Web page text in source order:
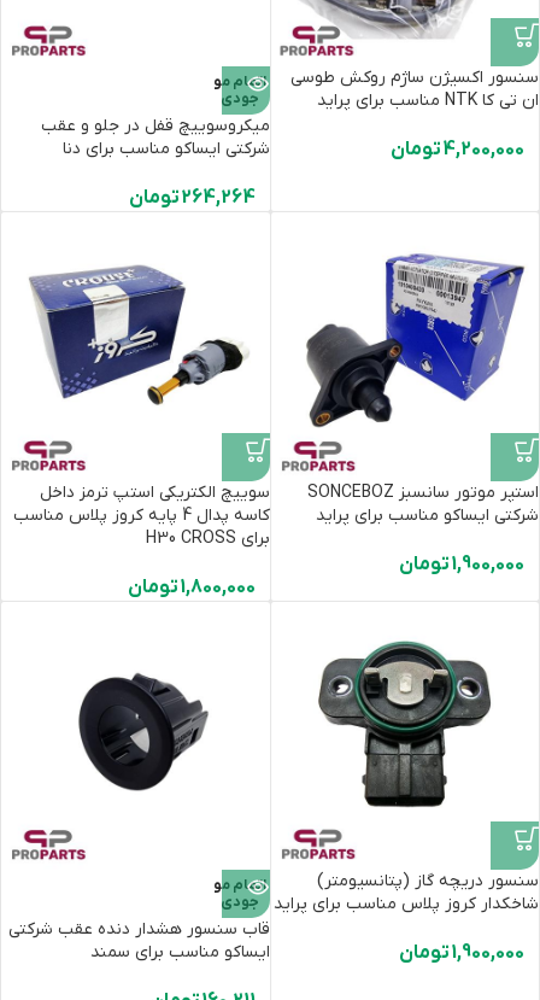
سنسور اکسیژن ساژم روکش طوسی
ان تی کا NTK مناسب برای پراید
4,200,000تومان
اتمام مو
جودی
میکروسوییچ قفل در جلو و عقب
شرکتی ایساکو مناسب برای دنا
264,264تومان
استپر موتور سانسبز SONCEBOZ
شرکتی ایساکو مناسب برای پراید
1,900,000تومان
سوییچ الکتریکی استپ ترمز داخل
کاسه پدال 4 پایه کروز پلاس مناسب
برای H30 CROSS
1,800,000تومان
سنسور دریچه گاز (پتانسیومتر)
شاخکدار کروز پلاس مناسب برای پراید
1,900,000تومان
اتمام مو
جودی
قاب سنسور هشدار دنده عقب شرکتی
ایساکو مناسب برای سمند